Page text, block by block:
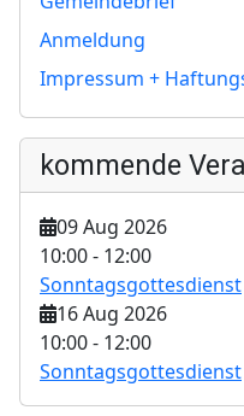
Anmeldung
Impressum +
kommende
09 Aug 2026
10:00- 12:00
Sonntagsgottesdienst
16 Aug 2026
10:00- 12:00
Sonntagsgottesdienst